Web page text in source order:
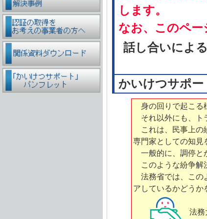
します。
なお、このペー
話し合いによる
かいけつサポー
身の回りで起こる
それ以外にも、ト
これは、民事上の
専門家としての知見
一般的に、調停と
このような紛争解
法務省では、この
アしているかどうか
法務